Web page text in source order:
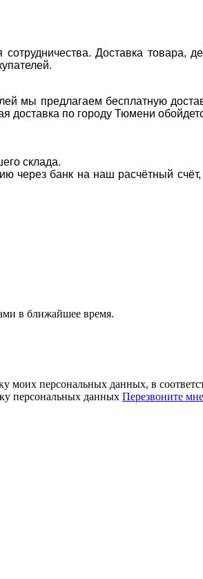
Доставка товара,
мы предлагаем бесплатную
доставка по городу Тюмени
склада.
через банк на наш расчётный
в ближайшее время.
моих персональных данных, в
персональных данных Перезвоните мне